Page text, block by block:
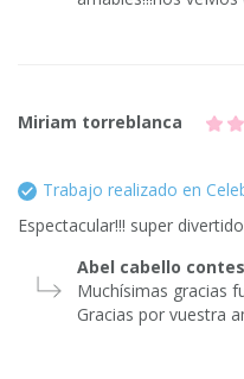
Miriam torreblanca
Trabajo realizado en
Espectacular!!! super
Abel cabello
Muchísimas gracias
Gracias por vuestra